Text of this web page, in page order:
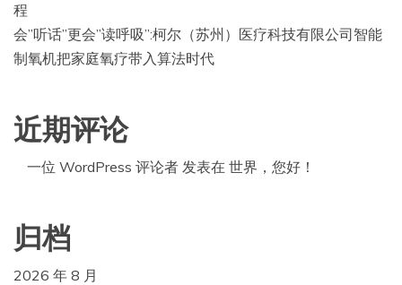
程
会”听话”更会”读呼吸”:柯尔（苏州）医疗科技有限公司智能
制氧机把家庭氧疗带入算法时代
近期评论
一位 WordPress 评论者 发表在 世界，您好！
归档
2026 年 8 月